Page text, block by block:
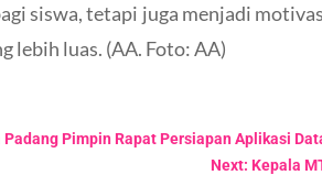
siswa, tetapi juga menjadi
lebih luas. (AA. Foto: AA)
Padang Pimpin Rapat Persiapan Aplikasi
Next: Kepala